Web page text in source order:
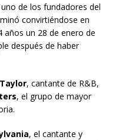
de los fundadores del
convirtiéndose en
años un 28 de enero de
después de haber
, cantante de R&B,
, el grupo de mayor
, el cantante y